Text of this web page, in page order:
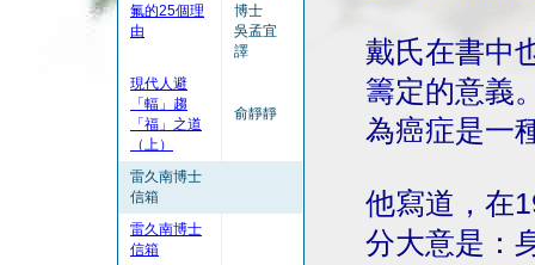
氟的25個理
由
博士
吳孟宜
譯
現代人避
「輻」趨
「福」之道
（上）
俞靜靜
雷久南博士
信箱
雷久南博士
信箱
戴氏在書中
籌定的意義
為癌症是一
他寫道，在
分大意是：